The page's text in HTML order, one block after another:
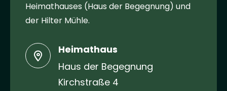
Heimathauses (Haus der Begegnung) und
der Hilter Mühle.
Heimathaus
Haus der Begegnung
Kirchstraße 4